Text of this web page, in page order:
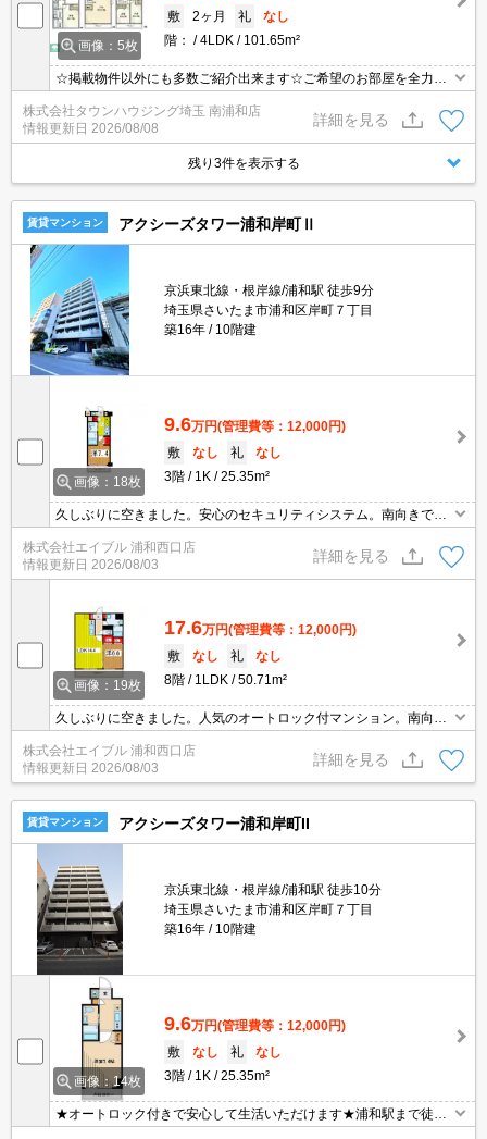
画像：5枚
敷
2ヶ月 礼
なし
階：
4LDK 101.65m²
☆掲載物件以外にも多数ご紹介出来ます☆ご希望のお部屋を全力で
お探しさせて頂きます♪
株式会社タウンハウジング埼玉 南浦和店
情報更新日 2026/08/08
詳細を見る
残り3件を表示する
賃貸マンション アクシーズタワー浦和岸町Ⅱ
京浜東北線・根岸線/浦和駅 徒歩9分
埼玉県さいたま市浦和区岸町７丁目
築16年
10階建
画像：18枚
9.6万円(管理費等：12,000円)
敷
なし 礼
なし
3階
1K 25.35m²
久しぶりに空きました。安心のセキュリティシステム。南向きで日
当り良好。周辺には充実の生活環境。オール電化。最新の空室状況
はお気軽にお問い合わせ下さい。内見予約受付中。契約開始日相談
可。
株式会社エイブル 浦和西口店
情報更新日 2026/08/03
詳細を見る
画像：19枚
17.6万円(管理費等：12,000円)
敷
なし 礼
なし
8階
1LDK 50.71m²
久しぶりに空きました。人気のオートロック付マンション。南向き
で日当り良好。設備充実。便利な宅配BOX。生活環境良好。オスス
メ物件。内見予約受付中。
株式会社エイブル 浦和西口店
情報更新日 2026/08/03
詳細を見る
賃貸マンション アクシーズタワー浦和岸町II
京浜東北線・根岸線/浦和駅 徒歩10分
埼玉県さいたま市浦和区岸町７丁目
築16年
10階建
画像：14枚
9.6万円(管理費等：12,000円)
敷
なし 礼
なし
3階
1K 25.35m²
★オートロック付きで安心して生活いただけます★浦和駅まで徒歩
10分で通勤通学に便利な立地★